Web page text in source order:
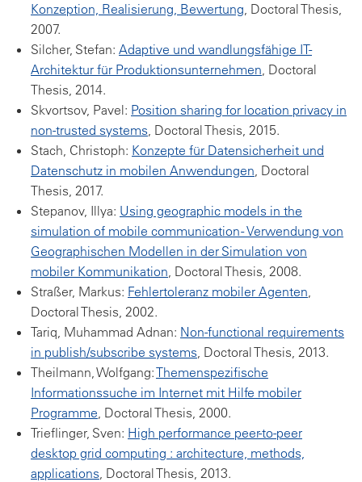
Konzeption, Realisierung, Bewertung, Doctoral Thesis,
2007.
Silcher, Stefan: Adaptive und wandlungsfähige IT-
Architektur für Produktionsunternehmen, Doctoral
Thesis, 2014.
Skvortsov, Pavel: Position sharing for location privacy in
non-trusted systems, Doctoral Thesis, 2015.
Stach, Christoph: Konzepte für Datensicherheit und
Datenschutz in mobilen Anwendungen, Doctoral
Thesis, 2017.
Stepanov, Illya: Using geographic models in the
simulation of mobile communication - Verwendung von
Geographischen Modellen in der Simulation von
mobiler Kommunikation, Doctoral Thesis, 2008.
Straßer, Markus: Fehlertoleranz mobiler Agenten,
Doctoral Thesis, 2002.
Tariq, Muhammad Adnan: Non-functional requirements
in publish/subscribe systems, Doctoral Thesis, 2013.
Theilmann, Wolfgang:Themenspezifische
Informationssuche im Internet mit Hilfe mobiler
Programme, Doctoral Thesis, 2000.
Trieflinger, Sven: High performance peer-to-peer
desktop grid computing : architecture, methods,
applications, Doctoral Thesis, 2013.